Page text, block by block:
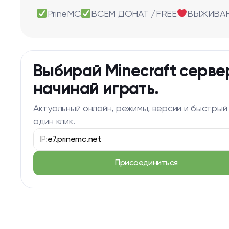
PrineMC ВСЕМ ДОНАТ /FREE
Выбирай Minecraft
начинай играть.
Актуальный онлайн, режимы, версии и быстрый
один клик.
IP:e7.prinemc.net
Присоединиться